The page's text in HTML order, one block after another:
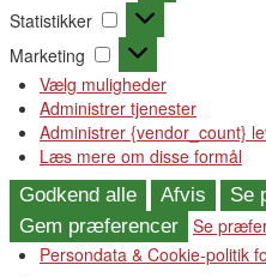
Statistikker
Statistikker
Marketing
Marketing
Vælg muligheder
Administrer tjenester
Administrer {vendor_count}
Læs mere om disse formål
Godkend alle Afvis
Se
Gem præferencer
Se
Persondata & Cookie-politik